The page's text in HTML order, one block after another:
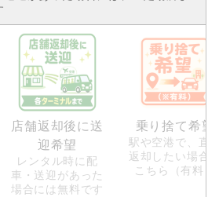
店舗返却後に送
迎希望
レンタル時に配
車・送迎があった
場合には無料です
乗り捨て希望
駅や空港で、直
返却したい場合
こちら（有料）